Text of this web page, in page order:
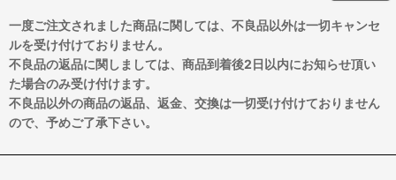
一度ご注文されました商品に関しては、不良品以外は一切キャンセ
ルを受け付けておりません。
不良品の返品に関しましては、商品到着後2日以内にお知らせ頂い
た場合のみ受け付けます。
不良品以外の商品の返品、返金、交換は一切受け付けておりません
ので、予めご了承下さい。